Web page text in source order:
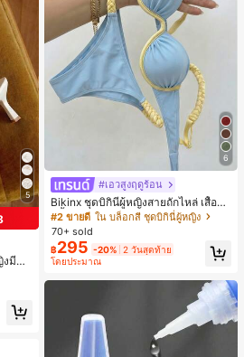
5
มีดอ
ถสว
รมัน
6
#เอวสูงฤดูร้อน
Bikinx ชุดบิกินี่ผู้หญิงสายถักไหล่ เสื้อว่า
ยน้ำวันพีซมีโครงพร้อมสายผูกหลังสีตัด
กัน สำหรับเที่ยวพักผ่อน ชายหาด ฤดูร้อ
น
#2 ขายดี ใน บล็อกสี ชุดบิกินี่ผู้หญิง
70+ sold
฿295 -20% 2 วันสุดท้าย
โดยประมาณ